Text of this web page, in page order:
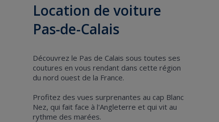
Location de voiture
Pas-de-Calais
Découvrez le Pas de Calais sous toutes ses
coutures en vous rendant dans cette région
du nord ouest de la France.
Profitez des vues surprenantes au cap Blanc
Nez, qui fait face à l'Angleterre et qui vit au
rythme des marées.